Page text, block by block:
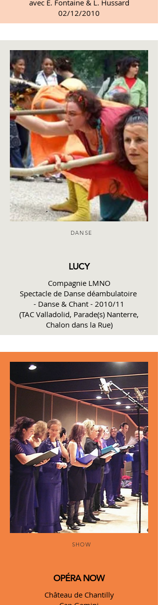
avec E. Fontaine & L. Hussard
02/12/2010
DANSE
LUCY
Compagnie LMNO
Spectacle de Danse déambulatoire
- Danse & Chant - 2010/11
(TAC Valladolid, Parade(s) Nanterre,
Chalon dans la Rue)
SHOW
OPÉRA NOW
Château de Chantilly